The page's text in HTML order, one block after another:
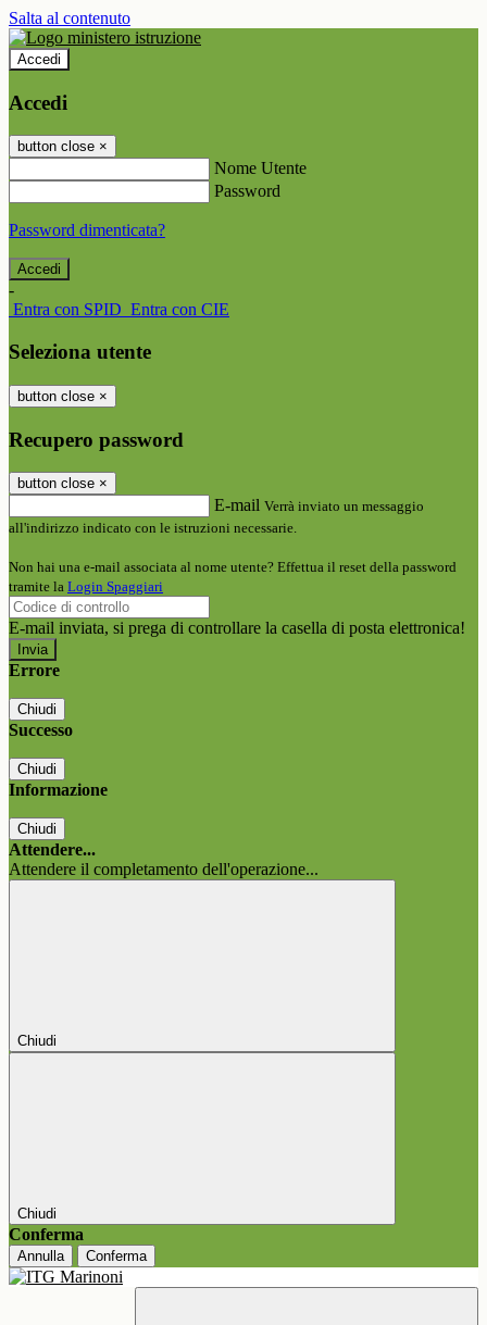
Salta al contenuto
Accedi
Accedi
button close ×
Nome Utente
Password
Password dimenticata?
-
Entra con SPID Entra con CIE
Seleziona utente
button close ×
Recupero password
button close ×
E-mail Verrà inviato un messaggio
all'indirizzo indicato con le istruzioni necessarie.
Non hai una e-mail associata al nome utente? Effettua il reset della password
tramite la Login Spaggiari
E-mail inviata, si prega di controllare la casella di posta elettronica!
Errore
Chiudi
Successo
Chiudi
Informazione
Chiudi
Attendere...
Attendere il completamento dell'operazione...
Chiudi
Chiudi
Conferma
Annulla Conferma